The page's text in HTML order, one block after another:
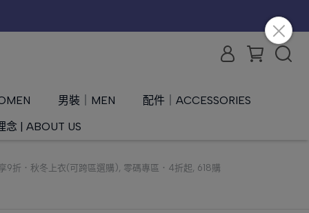
男裝｜MEN
配件｜ACCESSORIES
念 | ABOUT US
9折．秋冬上衣(可跨區選購), 零碼專區．4折起, 618購